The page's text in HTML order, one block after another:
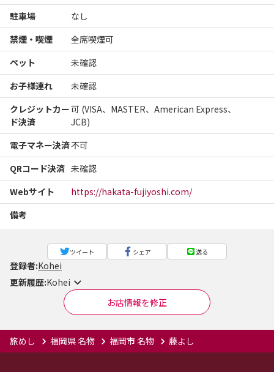
駐車場
なし
禁煙・喫煙
全席喫煙可
ペット
未確認
お子様連れ
未確認
クレジットカー
ド決済
可 (VISA、MASTER、American Express、
JCB)
電子マネー決済不可
QRコード決済 未確認
Webサイト
https://hakata-fujiyoshi.com/
備考
ツイート シェア 送る
登録者:Kohei
更新履歴:Kohei
お店情報を修正
旅めし 福岡県 名物 福岡市 名物 藤よし